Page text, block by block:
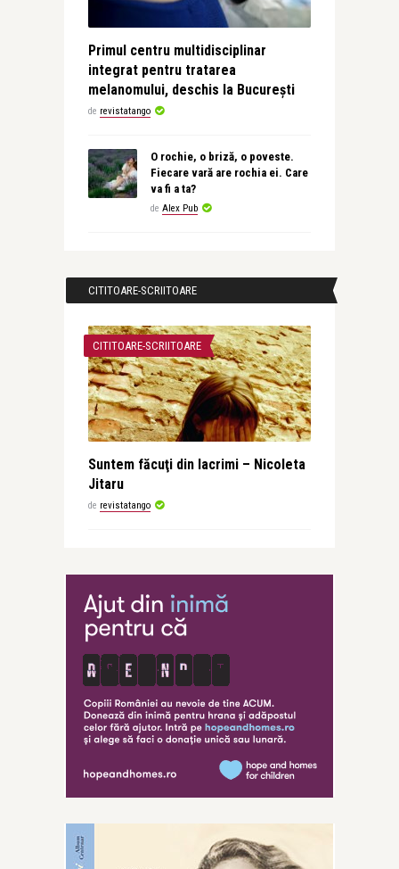
Primul centru multidisciplinar
integrat pentru tratarea
melanomului, deschis la București
de revistatango
O rochie, o briză, o poveste.
Fiecare vară are rochia ei. Care
va fi a ta?
de Alex Pub
CITITOARE-SCRIITOARE
CITITOARE-SCRIITOARE
Suntem făcuţi din lacrimi – Nicoleta
Jitaru
de revistatango